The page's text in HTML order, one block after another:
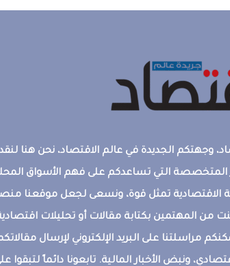
وجهتكم الجديدة في عالم الاقتصاد، نحن هنا
المتخصصة التي تساعدكم على فهم الأسواق
الاقتصادية تمثل قوة، ونسعى لجعل موقعنا
كنت من المهتمين بكتابة مقالات أو تحليلات
مراسلتنا على البريد الإلكتروني لإرسال
ونبض الأخبار المالية. تابعونا دائماً